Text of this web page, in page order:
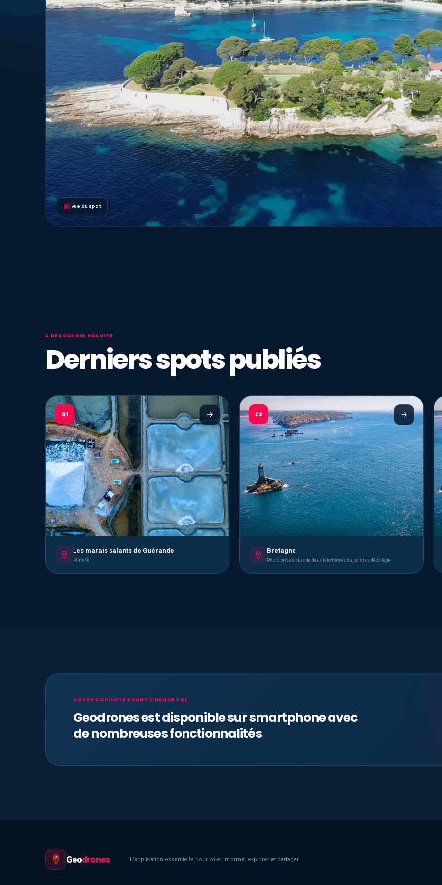
Vue du spot
À DÉCOUVRIR ENSUITE
Derniers spots publiés
01
Les marais salants de Guérande
Mini 4k
02
Bretagne
Photo prise à plus de deux kilomètres du point de décollage
VOTRE COPILOTE AVANT CHAQUE VOL
Geodrones est disponible sur smartphone avec
de nombreuses fonctionnalités
Geodrones L’application essentielle pour voler informé, explorer et partager.